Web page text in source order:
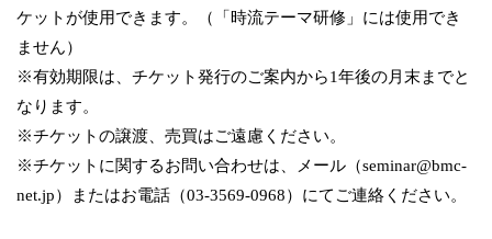
ケットが使用できます。（「時流テーマ研修」には使用でき
ません）
※有効期限は、チケット発行のご案内から1年後の月末までと
なります。
※チケットの譲渡、売買はご遠慮ください。
※チケットに関するお問い合わせは、メール（seminar@bmc-
net.jp）またはお電話（03-3569-0968）にてご連絡ください。